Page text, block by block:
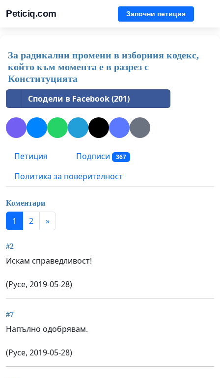
Peticiq.com Започни петиция
За радикални промени в изборния кодекс,
който към момента е в разрез с
Конституцията
Сподели в Facebook (201)
Петиция Подписи 367
Политика за поверителност
Коментари
1 2 »
#2
Искам справедливост!
(Русе, 2019-05-28)
#7
Напълно одобрявам.
(Русе, 2019-05-28)